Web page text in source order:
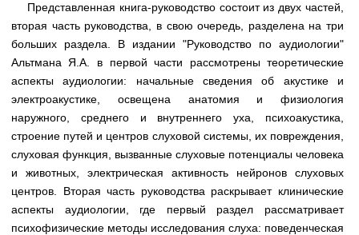
Научно-популярное
Статьи
Новости (244)
Медицинская стандартизация
Нормативы экстренной и неотложной помощи
Нормы лабораторных и инструментальных
исследований
Представленная книга-руководство состоит из двух частей,
вторая часть руководства, в свою очередь, разделена на три
больших раздела. В издании "Руководство по аудиологии"
Альтмана Я.А. в первой части рассмотрены теоретические
аспекты аудиологии: начальные сведения об акустике и
электроакустике, освещена анатомия и физиология
наружного, среднего и внутреннего уха, психоакустика,
строение путей и центров слуховой системы, их повреждения,
слуховая функция, вызванные слуховые потенциалы человека
и животных, электрическая активность нейронов слуховых
центров. Вторая часть руководства раскрывает клинические
аспекты аудиологии, где первый раздел рассматривает
психофизические методы исследования слуха: поведенческая